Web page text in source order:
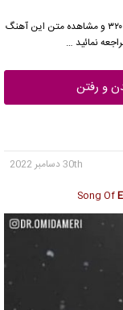
با کیفیت ۱۲۸ و ۳۲۰ و مشاهده متن این آهنگ
نمائید …
و رفتن
30th دسامبر 2022
Song Of